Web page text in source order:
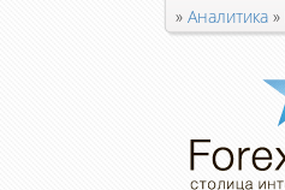
» Аналитика »